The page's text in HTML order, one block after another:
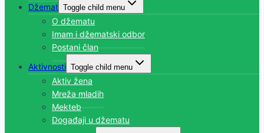
Džemat Toggle child menu
O džematu
Imam i džematski odbor
Postani član
Aktivnosti Toggle child menu
Aktiv žena
Mreža mladih
Mekteb
Događaji u džematu